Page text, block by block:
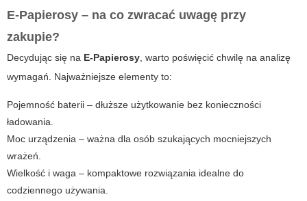
E-Papierosy – na co zwracać uwagę przy
zakupie?
Decydując się na E-Papierosy, warto poświęcić chwilę na analizę
wymagań. Najważniejsze elementy to:
Pojemność baterii – dłuższe użytkowanie bez konieczności
ładowania.
Moc urządzenia – ważna dla osób szukających mocniejszych
wrażeń.
Wielkość i waga – kompaktowe rozwiązania idealne do
codziennego używania.